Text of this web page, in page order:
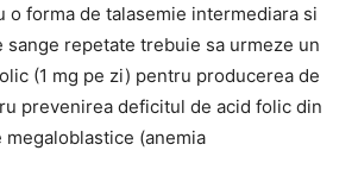
o forma de talasemie intermediara si
sange repetate trebuie sa urmeze un
(1 mg pe zi) pentru producerea de
prevenirea deficitul de acid folic din
(anemia